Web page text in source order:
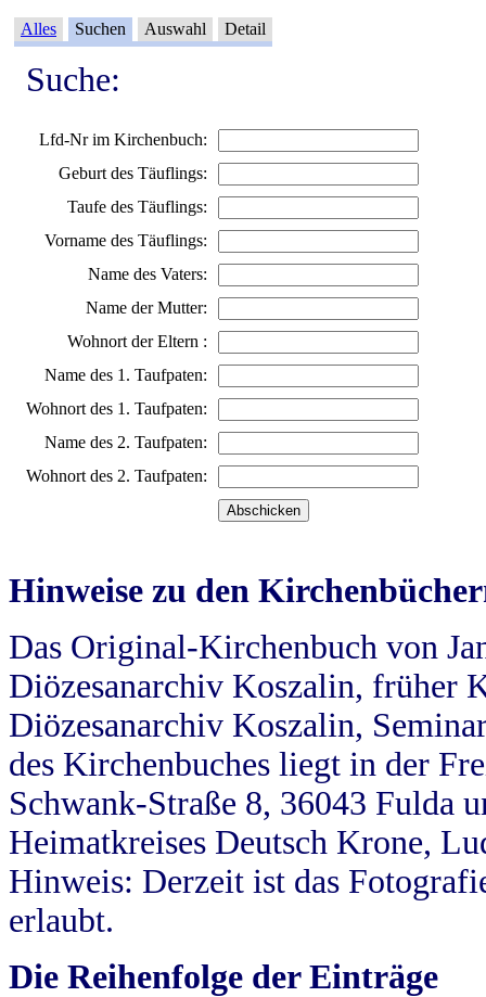
Alles Suchen Auswahl Detail
Suche:
Lfd-Nr im Kirchenbuch:
Geburt des Täuflings:
Taufe des Täuflings:
Vorname des Täuflings:
Name des Vaters:
Name der Mutter:
Wohnort der Eltern :
Name des 1. Taufpaten:
Wohnort des 1. Taufpaten:
Name des 2. Taufpaten:
Wohnort des 2. Taufpaten:
Hinweise zu den
Das Original-Kirchenbuch von
Diözesanarchiv Koszalin, früher
Diözesanarchiv Koszalin,
des Kirchenbuches liegt in der
Schwank-Straße 8, 36043 Fulda
Heimatkreises Deutsch Krone,
Hinweis: Derzeit ist das
erlaubt.
Die Reihenfolge der Einträge